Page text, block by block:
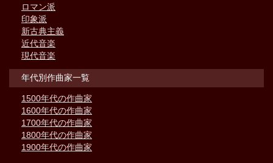
ロマン派
印象派
新古典主義
近代音楽
現代音楽
年代別作曲家一覧
1500年代の作曲家
1600年代の作曲家
1700年代の作曲家
1800年代の作曲家
1900年代の作曲家